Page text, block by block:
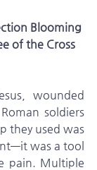
Blooming
of the Cross
wounded
soldiers
they used was
was a tool
pain. Multiple